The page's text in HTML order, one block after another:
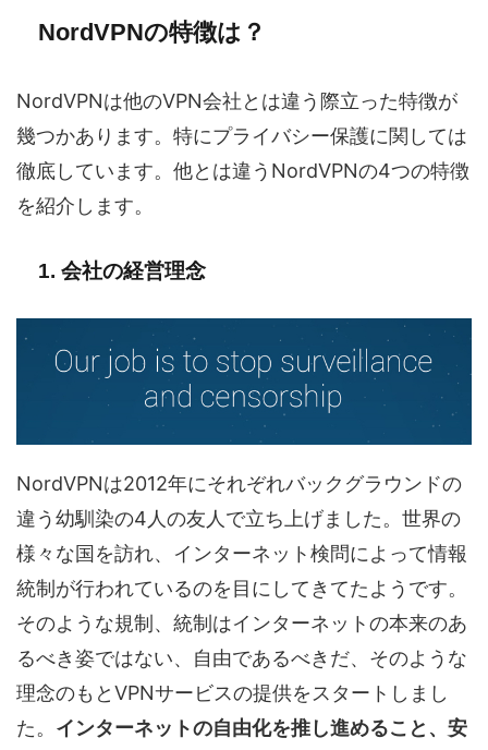
NordVPNの特徴は？
NordVPNは他のVPN会社とは違う際立った特徴が
幾つかあります。特にプライバシー保護に関しては
徹底しています。他とは違うNordVPNの4つの特徴
を紹介します。
1. 会社の経営理念
NordVPNは2012年にそれぞれバックグラウンドの
違う幼馴染の4人の友人で立ち上げました。世界の
様々な国を訪れ、インターネット検問によって情報
統制が行われているのを目にしてきてたようです。
そのような規制、統制はインターネットの本来のあ
るべき姿ではない、自由であるべきだ、そのような
理念のもとVPNサービスの提供をスタートしまし
た。 インターネットの自由化を推し進めること、安